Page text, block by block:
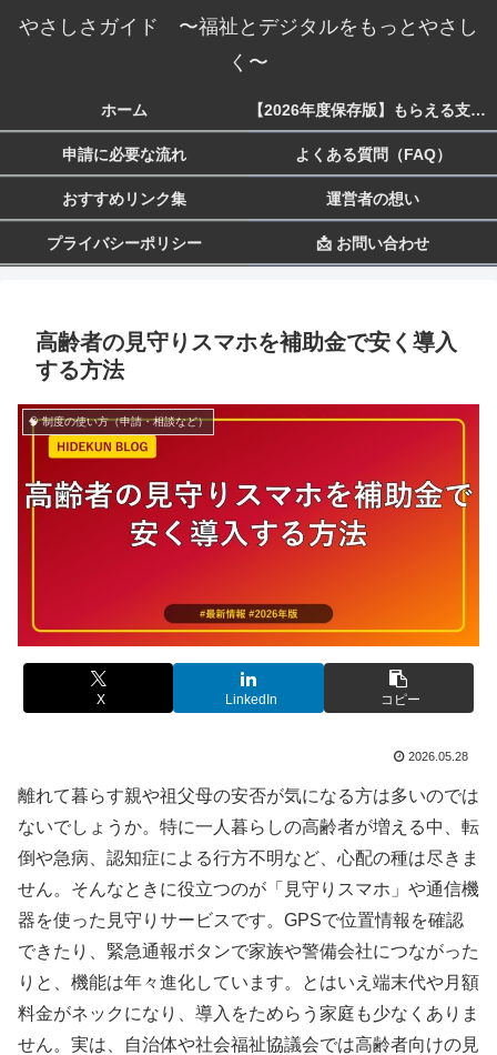
やさしさガイド 〜福祉とデジタルをもっとやさし
く〜
ホーム 【2026年度保存版】もらえる支援一覧 生活・子育て・障害・就労まで
申請に必要な流れ よくある質問（FAQ）
おすすめリンク集 運営者の想い
プライバシーポリシー 📩 お問い合わせ
高齢者の見守りスマホを補助金で安く導入
する方法
🧠 制度の使い方（申請・相談など）
X LinkedIn コピー
2026.05.28
離れて暮らす親や祖父母の安否が気になる方は多いのでは
ないでしょうか。特に一人暮らしの高齢者が増える中、転
倒や急病、認知症による行方不明など、心配の種は尽きま
せん。そんなときに役立つのが「見守りスマホ」や通信機
器を使った見守りサービスです。GPSで位置情報を確認
できたり、緊急通報ボタンで家族や警備会社につながった
りと、機能は年々進化しています。とはいえ端末代や月額
料金がネックになり、導入をためらう家庭も少なくありま
せん。実は、自治体や社会福祉協議会では高齢者向けの見